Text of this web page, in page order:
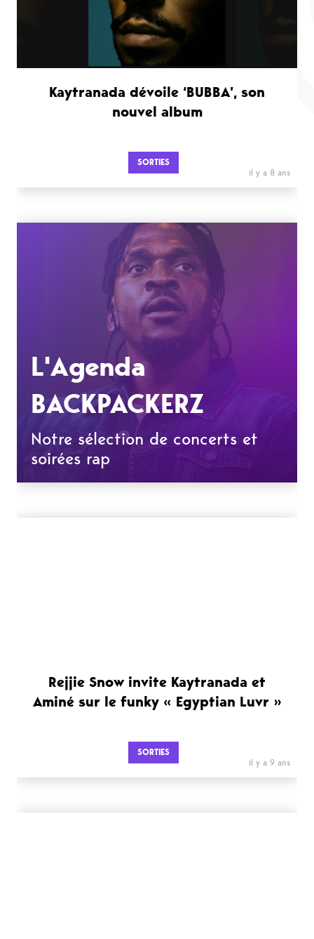
Kaytranada dévoile ‘BUBBA’, son
nouvel album
SORTIES
il y a 8 ans
L'Agenda
BACKPACKERZ
Notre sélection de concerts et
soirées rap
Rejjie Snow invite Kaytranada et
Aminé sur le funky « Egyptian Luvr »
SORTIES
il y a 9 ans